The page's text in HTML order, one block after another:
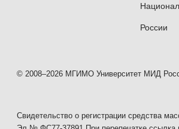
России
© 2008–2026 МГИМО Университет МИД
Свидетельство о регистрации средства